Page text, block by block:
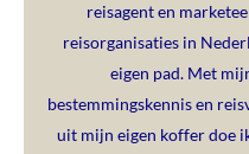
reisagent en
reisorganisaties in
eigen pad. Met
bestemmingskennis en
uit mijn eigen koffer doe